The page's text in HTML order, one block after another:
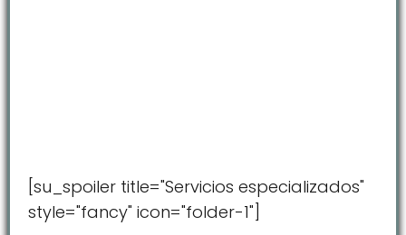
[su_spoiler title="Servicios especializados"
style="fancy" icon="folder-1"]